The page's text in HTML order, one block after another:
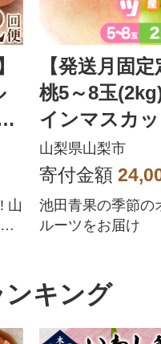
山
【発送月固
桃5～8玉
インマスカ
g以上)全2回
山梨県山梨市
寄付金額
池田青果の季節の
ルーツをお届け
キング